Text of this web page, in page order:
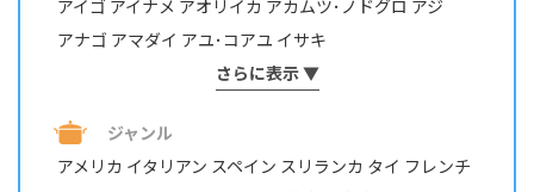
アイゴ アイナメ アオリイカ アカムツ･ノドグロ アジ
アナゴ アマダイ アユ･コアユ イサキ
イシダイ・イシガキダイイスズミイトヨリダイ
オイカワ・カワムツ・モロコ
カツオ カマス カレイカワハギカンパチ
さらに表示 ▼
ジャンル
アメリカ イタリアン スペイン スリランカ タイ フレンチ